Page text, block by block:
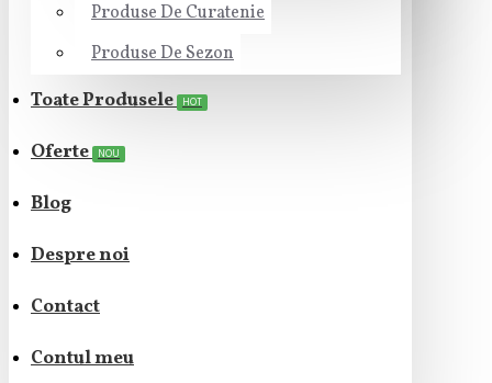
Produse De Curatenie
Produse De Sezon
Toate Produsele HOT
Oferte NOU
Blog
Despre noi
Contact
Contul meu